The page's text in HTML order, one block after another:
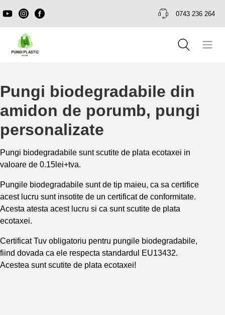
0743 236 264
Pungi biodegradabile din
amidon de porumb, pungi
personalizate
Pungi biodegradabile sunt scutite de plata ecotaxei in
valoare de 0.15lei+tva.
Pungile biodegradabile sunt de tip maieu, ca sa certifice
acest lucru sunt insotite de un certificat de conformitate.
Acesta atesta acest lucru si ca sunt scutite de plata
ecotaxei.
Certificat Tuv obligatoriu pentru pungile biodegradabile,
fiind dovada ca ele respecta standardul EU13432.
Acestea sunt scutite de plata ecotaxei!